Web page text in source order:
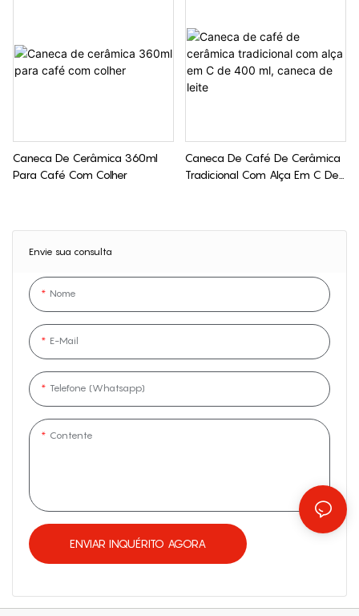
Envie sua consulta
Nome
E-Mail
Telefone (Whatsapp)
Contente
ENVIAR INQUÉRITO AGORA
Caneca De Cerâmica 360ml
Para Café Com Colher
Caneca De Café De Cerâmica
Tradicional Com Alça Em C De